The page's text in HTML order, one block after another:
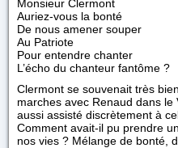
Monsieur Clermont
Auriez-vous la bonté
De nous amener souper
Au Patriote
Pour entendre chanter
L’écho du chanteur fantôme ?
Clermont se souvenait très
marches avec Renaud dans
aussi assisté discrètement à
Comment avait-il pu prendre
nos vies ? Mélange de bonté,